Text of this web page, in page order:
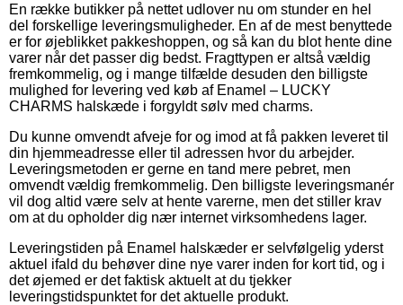
En række butikker på nettet udlover nu om stunder en hel
del forskellige leveringsmuligheder. En af de mest benyttede
er for øjeblikket pakkeshoppen, og så kan du blot hente dine
varer når det passer dig bedst. Fragttypen er altså vældig
fremkommelig, og i mange tilfælde desuden den billigste
mulighed for levering ved køb af Enamel – LUCKY
CHARMS halskæde i forgyldt sølv med charms.
Du kunne omvendt afveje for og imod at få pakken leveret til
din hjemmeadresse eller til adressen hvor du arbejder.
Leveringsmetoden er gerne en tand mere pebret, men
omvendt vældig fremkommelig. Den billigste leveringsmanér
vil dog altid være selv at hente varerne, men det stiller krav
om at du opholder dig nær internet virksomhedens lager.
Leveringstiden på Enamel halskæder er selvfølgelig yderst
aktuel ifald du behøver dine nye varer inden for kort tid, og i
det øjemed er det faktisk aktuelt at du tjekker
leveringstidspunktet for det aktuelle produkt.